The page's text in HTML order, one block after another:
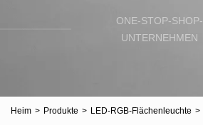
ONE-STOP-SHOP-
UNTERNEHMEN
Heim > Produkte > LED-RGB-Flächenleuchte >